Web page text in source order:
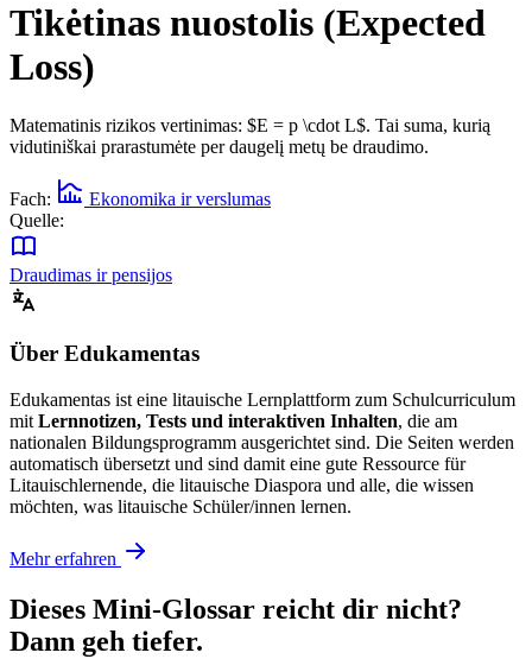
Tikėtinas nuostolis (Expected
Loss)
Matematinis rizikos vertinimas: $E = p \cdot L$. Tai suma, kurią
vidutiniškai prarastumėte per daugelį metų be draudimo.
Fach:
Ekonomika ir verslumas
Quelle:
Draudimas ir pensijos
Über Edukamentas
Edukamentas ist eine litauische Lernplattform zum Schulcurriculum
mit Lernnotizen, Tests und interaktiven Inhalten, die am
nationalen Bildungsprogramm ausgerichtet sind. Die Seiten werden
automatisch übersetzt und sind damit eine gute Ressource für
Litauischlernende, die litauische Diaspora und alle, die wissen
möchten, was litauische Schüler/innen lernen.
Mehr erfahren
Dieses Mini-Glossar reicht dir nicht?
Dann geh tiefer.